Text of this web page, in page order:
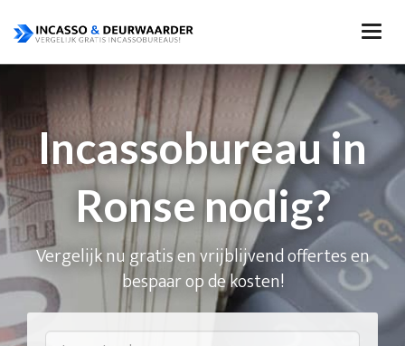
Incassobureau in
Ronse nodig?
Vergelijk nu gratis en vrijblijvend offertes en
bespaar op de kosten!